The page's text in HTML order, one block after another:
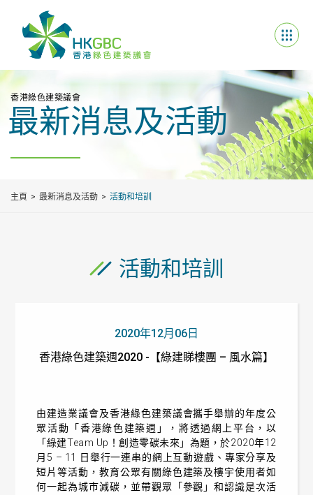
香港綠色建築議會
最新消息及活動
主頁 最新消息及活動 活動和培訓
活動和培訓
2020年12月06日
香港綠色建築週2020 -【綠建睇樓團 – 風水篇】
由建造業議會及香港綠色建築議會攜手舉辦的年度公
眾活動「香港綠色建築週」，將透過網上平台，以
「綠建Team Up ！創造零碳未來」為題，於2020年12
月 5 – 11
日舉行一連串的網上互動遊戲、專家分享及
短片等活動，教育公眾有關綠色建築及樓宇使用者如
何一起為城市減碳，並帶觀眾「參觀」和認識是次活